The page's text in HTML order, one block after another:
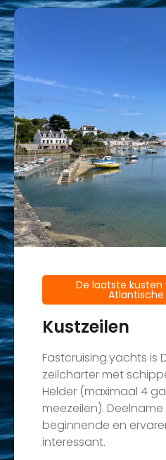
De laatste kusten
Kustzeilen
Fastcruising.yachts is
zeilcharter met
Helder (maximaal 4
meezeilen).
beginnende en
interessant.